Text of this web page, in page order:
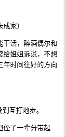
家）
干活，醉酒偶尔和
给姐姐诉说，不想
年时间往好的方向
互打地步。
侄子一辈分带起